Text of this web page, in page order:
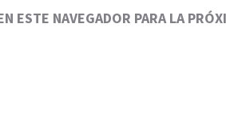
ESTE NAVEGADOR PARA LA